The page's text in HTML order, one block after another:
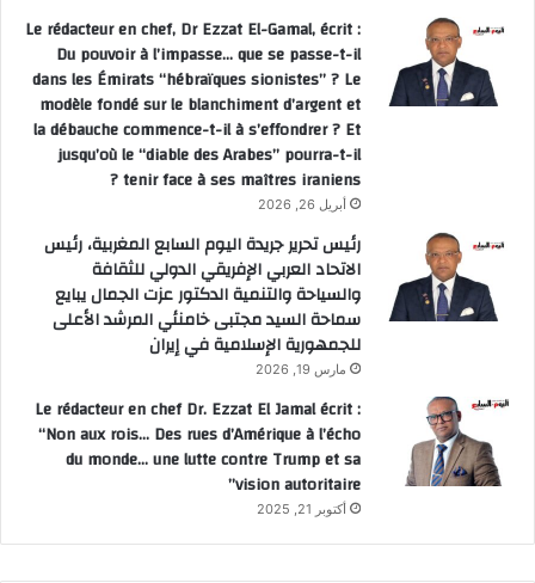
Le rédacteur en chef, Dr Ezzat El-Gamal, écrit :
Du pouvoir à l’impasse… que se passe-t-il
dans les Émirats “hébraïques sionistes” ? Le
modèle fondé sur le blanchiment d’argent et
la débauche commence-t-il à s’effondrer ? Et
jusqu’où le “diable des Arabes” pourra-t-il
tenir face à ses maîtres iraniens ?
أبريل 26, 2026
رئيس تحرير جريدة اليوم السابع المغربية، رئيس
الاتحاد العربي الإفريقي الدولي للثقافة
والسياحة والتنمية الدكتور عزت الجمال يبايع
سماحة السيد مجتبى خامنئي المرشد الأعلى
للجمهورية الإسلامية في إيران
مارس 19, 2026
Le rédacteur en chef Dr. Ezzat El Jamal écrit :
“Non aux rois… Des rues d’Amérique à l’écho
du monde… une lutte contre Trump et sa
vision autoritaire”
أكتوبر 21, 2025